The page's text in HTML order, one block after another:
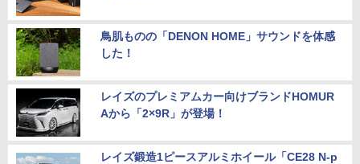
鳥肌ものの「DENON HOME」サウンドを体感
した！
レイズのプレミアムカー向けブランドHOMUR
Aから「2×9R」が登場！
レイズ鍛造1ピースアルミホイール「CE28 N-p